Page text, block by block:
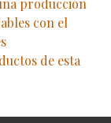
producción
con el
de esta